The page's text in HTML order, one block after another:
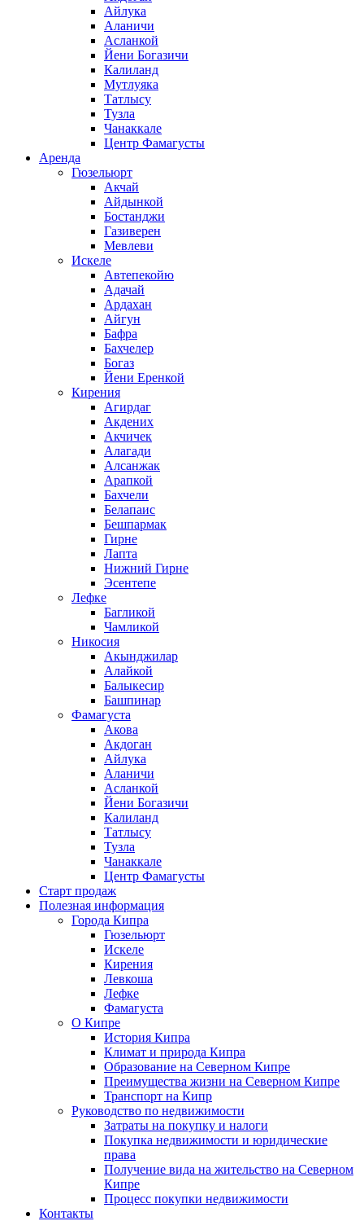
Айлука
Аланичи
Асланкой
Йени Богазичи
Калиланд
Мутлуяка
Татлысу
Тузла
Чанаккале
Центр Фамагусты
Аренда
Гюзельюрт
Акчай
Айдынкой
Бостанджи
Газиверен
Мевлеви
Искеле
Автепекойю
Адачай
Ардахан
Айгун
Бафра
Бахчелер
Богаз
Йени Еренкой
Кирения
Агирдаг
Акдених
Акчичек
Алагади
Алсанжак
Арапкой
Бахчели
Белапаис
Бешпармак
Гирне
Лапта
Нижний Гирне
Эсентепе
Лефке
Багликой
Чамликой
Никосия
Акынджилар
Алайкой
Балыкесир
Башпинар
Фамагуста
Акова
Акдоган
Айлука
Аланичи
Асланкой
Йени Богазичи
Калиланд
Татлысу
Тузла
Чанаккале
Центр Фамагусты
Старт продаж
Полезная информация
Города Кипра
Гюзельюрт
Искеле
Кирения
Левкоша
Лефке
Фамагуста
О Кипре
История Кипра
Климат и природа Кипра
Образование на Северном Кипре
Преимущества жизни на Северном Кипре
Транспорт на Кипр
Руководство по недвижимости
Затраты на покупку и налоги
Покупка недвижимости и юридические
права
Получение вида на жительство на Северном
Кипре
Процесс покупки недвижимости
Контакты